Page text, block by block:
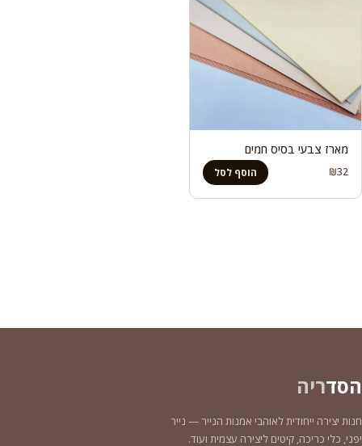
מארז צבעי בסיס חמים
₪32 הוסף לסל
הסדריה
חנות יצירה ייחודית לאוהבי אמנות הנייר — נייר
יפני, כלי כריכה, קיטים ליצירה עצמית ועוד.